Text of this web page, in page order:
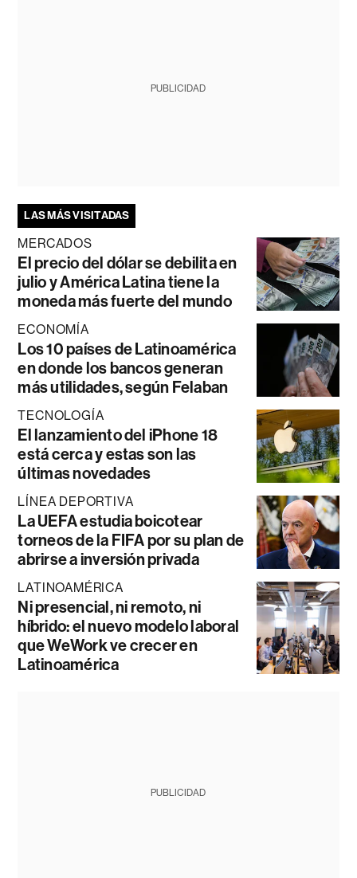
PUBLICIDAD
LAS MÁS VISITADAS
MERCADOS
El precio del dólar se debilita en
julio y América Latina tiene la
moneda más fuerte del mundo
ECONOMÍA
Los 10 países de Latinoamérica
en donde los bancos generan
más utilidades, según Felaban
TECNOLOGÍA
El lanzamiento del iPhone 18
está cerca y estas son las
últimas novedades
LÍNEA DEPORTIVA
La UEFA estudia boicotear
torneos de la FIFA por su plan de
abrirse a inversión privada
LATINOAMÉRICA
Ni presencial, ni remoto, ni
híbrido: el nuevo modelo laboral
que WeWork ve crecer en
Latinoamérica
PUBLICIDAD